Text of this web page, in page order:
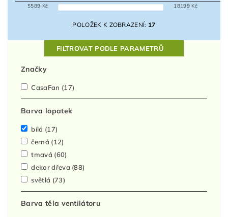
5589 Kč 18199Kč
POLOŽEK K ZOBRAZENÍ: 17
FILTROVAT PODLE PARAMETRŮ
Značky
CasaFan (17)
Barva lopatek
bílá (17)
černá (12)
tmavá (60)
dekor dřeva (88)
světlá (73)
Barva těla ventilátoru